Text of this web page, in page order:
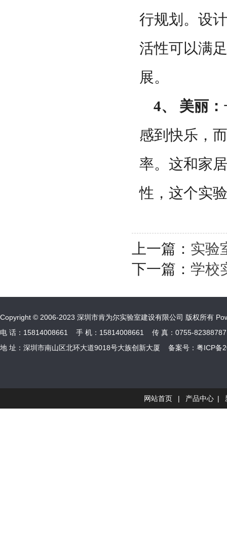
行规划。设
活性可以满
展。
4、 美丽：
感到快乐，
率。这和家
性，这个实
上一篇： 实验
下一篇： 学校
Copyright © 2006-2023 深圳市肯为尔实验室建设有限公司 版权所有
电 话：15814008661 手 机：15814008661 传 真：0755-
地 址：深圳市南山区北环大道9018号大族创新大厦 备案号： 粤ICP备
网站首页 | 产品中心 |